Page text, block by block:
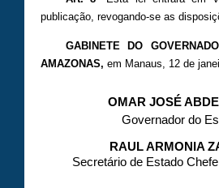
publicação, revogando-se as
GABINETE DO
AMAZONAS, em Manaus, 12 de
OMAR JOSÉ
Governador do
RAUL ARMONIA
Secretário de Estado